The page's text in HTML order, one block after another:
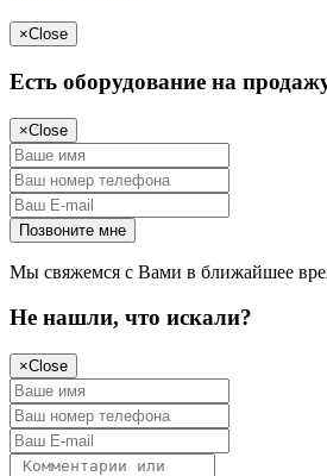
×Close
Есть оборудование на
×Close
Мы свяжемся с Вами в ближайшее
Не нашли, что искали?
×Close